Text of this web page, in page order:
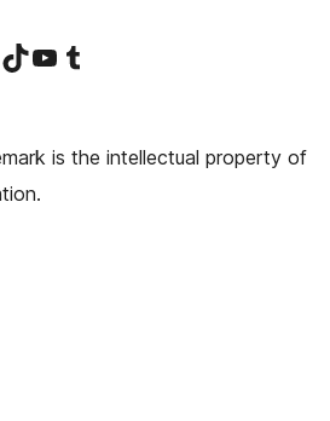
틱톡 계정 방문하기유튜브 채널 방문하기 텀블러 계정 방문하기
is the intellectual property of